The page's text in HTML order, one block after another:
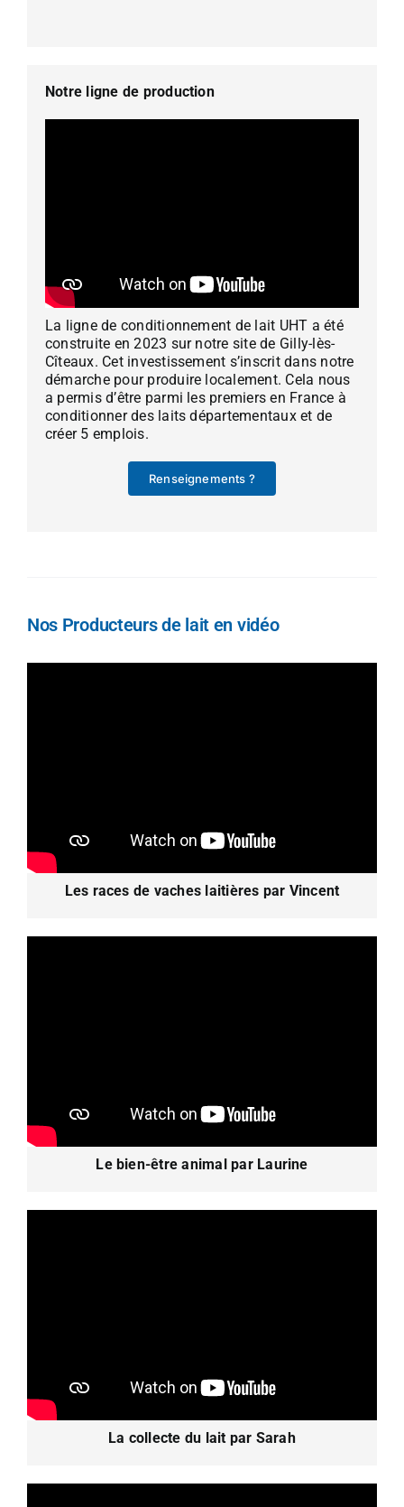
Notre ligne de production
La ligne de conditionnement de lait UHT a été
construite en 2023 sur notre site de Gilly-lès-
Cîteaux. Cet investissement s’inscrit dans notre
démarche pour produire localement. Cela nous
a permis d’être parmi les premiers en France à
conditionner des laits départementaux et de
créer 5 emplois.
Renseignements ?
Nos Producteurs de lait en vidéo
Les races de vaches laitières par Vincent
Le bien-être animal par Laurine
La collecte du lait par Sarah